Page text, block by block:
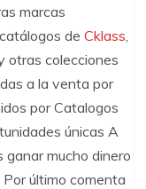
marcas
catálogos de Cklass
otras colecciones
a la venta por
por Catalogos
únicas A
mucho dinero
último comenta